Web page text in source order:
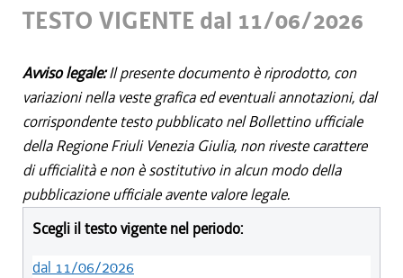
TESTO VIGENTE dal 11/06/2026
Avviso legale:Il presente documento è riprodotto, con
variazioni nella veste grafica ed eventuali annotazioni, dal
corrispondente testo pubblicato nel Bollettino ufficiale
della Regione Friuli Venezia Giulia, non riveste carattere
di ufficialità e non è sostitutivo in alcun modo della
pubblicazione ufficiale avente valore legale.
Scegli il testo vigente nel periodo:
dal 11/06/2026